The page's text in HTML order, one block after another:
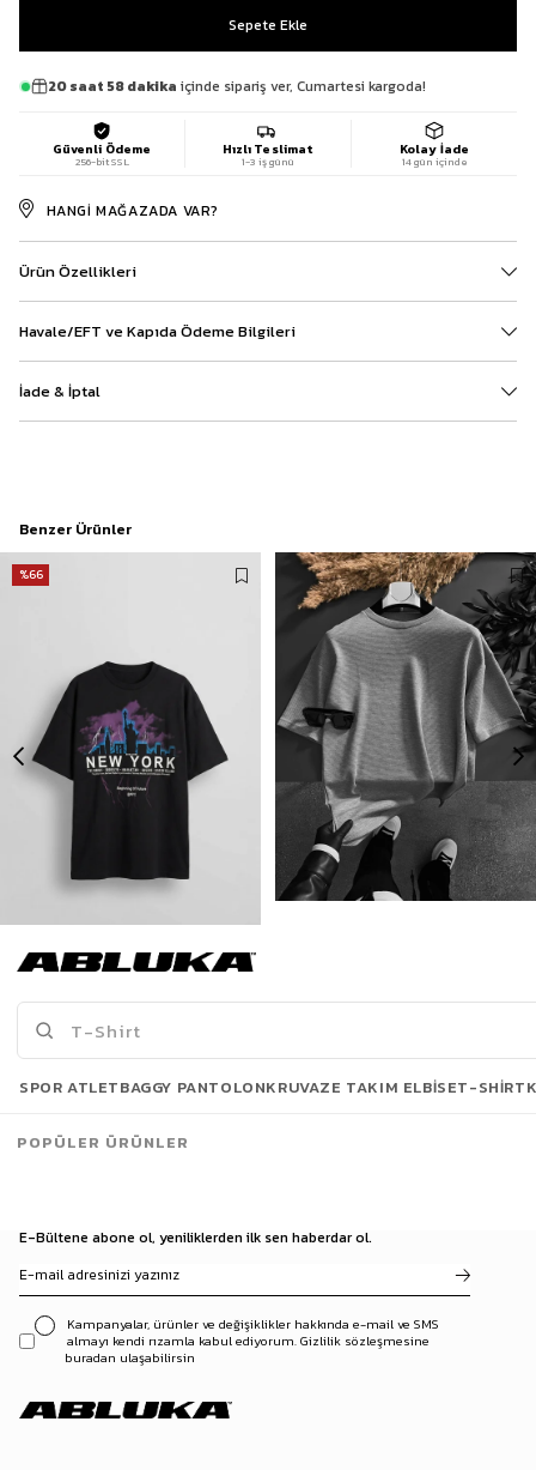
20 saat 58 dakika içinde sipariş ver, Cumartesi kargoda!
Güvenli Ödeme
256-bit SSL
Hızlı Teslimat
1-3 iş günü
Kolay İade
14 gün içinde
HANGI MAĞAZADA VAR?
Ürün Özellikleri
Havale/EFT ve Kapıda Ödeme Bilgileri
İade & İptal
Benzer Ürünler
%66
Erkek New York Baskılı Oversize T-Shirt Siyah
Son Bakılanlar
E-Bültene abone ol, yeniliklerden ilk sen haberdar ol.
Kampanyalar, ürünler ve değişiklikler hakkında e-mail ve SMS
almayı kendi rızamla kabul ediyorum. Gizlilik sözleşmesine
buradan ulaşabilirsin
SPOR ATLETBAGGY PANTOLONKRUVAZE TAKIM ELBISET-SHIRT
POPÜLER ÜRÜNLER